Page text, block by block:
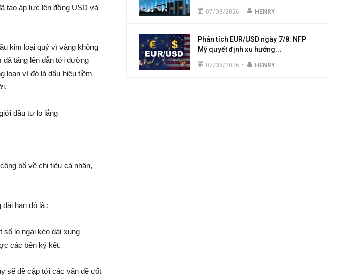
tạo áp lực lên đồng USD và
kim loại quý vì vàng không
đã tăng lên dẫn tới đường
loạn vì đó là dấu hiệu tiềm
đầu tư lo lắng
bố về chi tiêu cá nhân,
hạn đó là :
số lo ngại kéo dài xung
các bên ký kết.
sẽ đề cập tới các vấn đề cốt
07/08/2026 - HENRY
Phân tích EUR/USD ngày 7/8: NFP
Mỹ quyết định xu hướng...
07/08/2026 - HENRY